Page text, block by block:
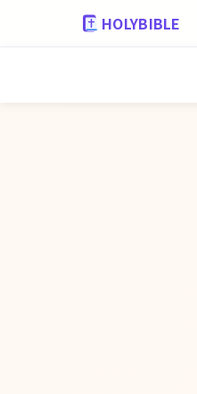
HOLYBIBLE